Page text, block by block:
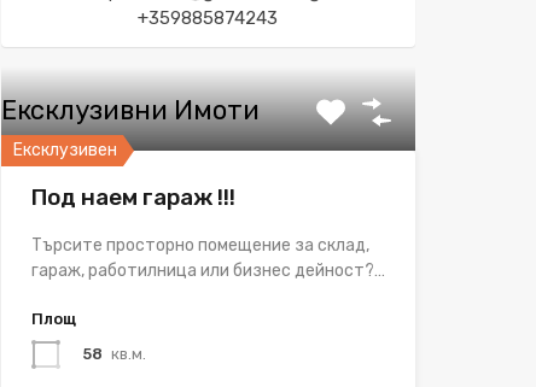
+359885874243
Ексклузивни Имоти
Ексклузивен
Под наем гараж !!!
Търсите просторно помещение за склад,
гараж, работилница или бизнес дейност?…
Площ
58 кв.м.